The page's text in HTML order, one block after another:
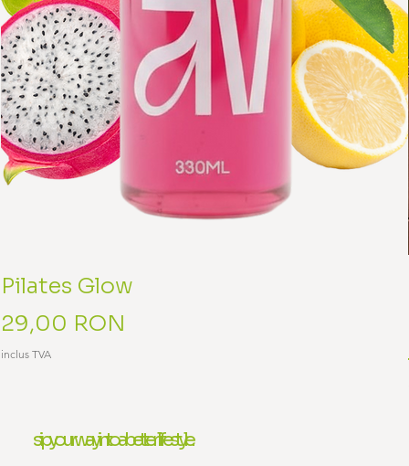
Pilates Glow
Preț
29,00 RON
inclus TVA
sip your way into a better lifestyle.